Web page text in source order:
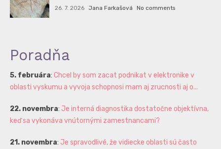
26. 7. 2026 Jana Farkašová No comments
Poradňa
5. februára: Chcel by som zacat podnikat v elektronike v
oblasti vyskumu a vyvoja schopnosi mam aj zrucnosti aj o...
22. novembra: Je interná diagnostika dostatočne objektívna,
keď sa vykonáva vnútornými zamestnancami?
21. novembra: Je spravodlivé, že vidiecke oblasti sú často